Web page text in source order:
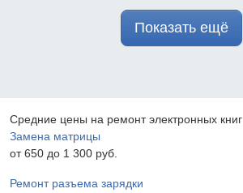
Показать ещё
Средние цены на ремонт электронных
Замена матрицы
от 650 до 1 300 pyб.
Ремонт разъема зарядки